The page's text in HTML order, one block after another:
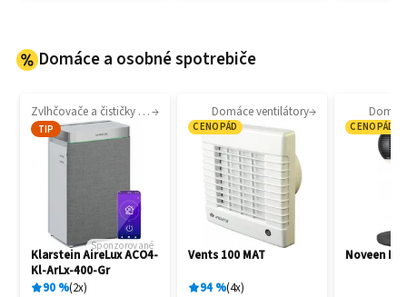
Domáce a osobné spotrebiče
Zvlhčovače a čističky vzduchu
TIP
Sponzorované
Klarstein AireLux ACO4-
Kl-ArLx-400-Gr
90% 2x
Domáce ventilátory
CENOPÁD
Vents 100 MAT
94% 4x
CENOPÁD
Noveen